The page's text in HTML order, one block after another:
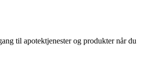
til apotektjenester og produkter når du